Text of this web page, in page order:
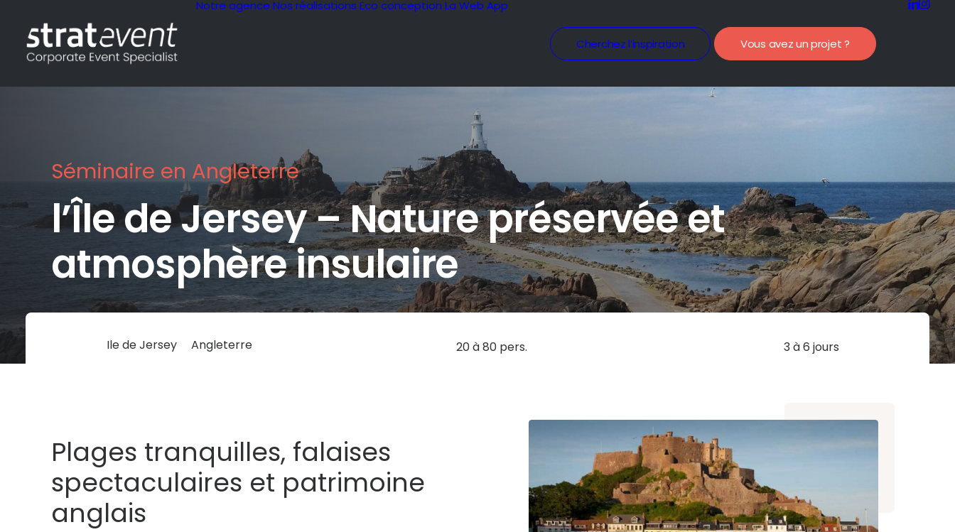
Notre agence Nos réalisations Eco conception La Web App
Cherchez l’inspiration Vous avez un projet ?
Séminaire en Angleterre
l’Île de Jersey – Nature préservée et
atmosphère insulaire
Ile de Jersey Angleterre 20 à 80 pers. 3 à 6 jours
Plages tranquilles, falaises
spectaculaires et patrimoine
anglais